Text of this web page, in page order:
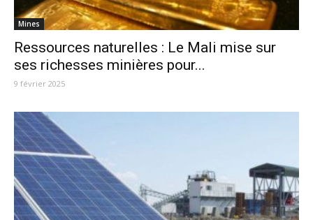
Mines
Ressources naturelles : Le Mali mise sur
ses richesses minières pour...
9 février 2025